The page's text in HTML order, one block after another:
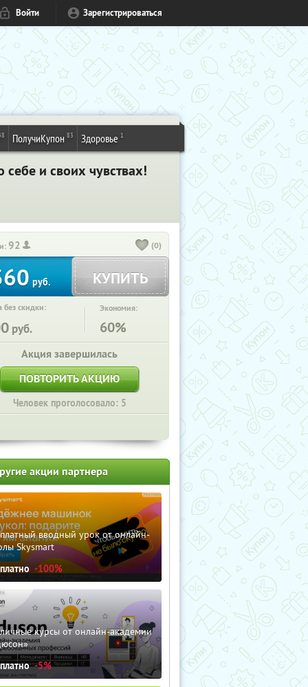
Войти Зарегистрироваться
ПолучиКупон 83 Здоровье 1
и своих чувствах!
92 (0)
руб. КУПИТЬ
без скидки:
руб.
Экономия:
60%
Акция завершилась
ПОВТОРИТЬ АКЦИЮ
Человек проголосовало: 5
акции партнера
вводный урок от онлайн-
Skysmart
-100%
курсы от онлайн-академии
-5%